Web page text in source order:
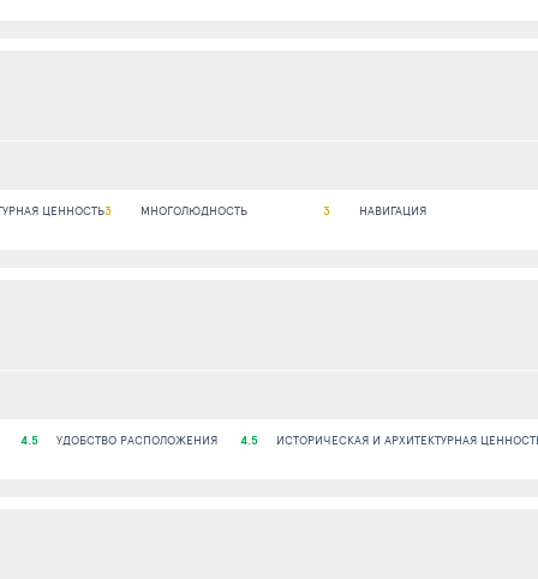
ЦЕННОСТЬ3 МНОГОЛЮДНОСТЬ 3 НАВИГАЦИЯ
4.5 УДОБСТВО РАСПОЛОЖЕНИЯ 4.5 ИСТОРИЧЕСКАЯ И АРХИТЕКТУРНАЯ